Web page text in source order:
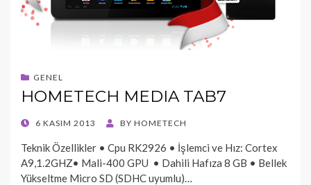
GENEL
HOMETECH MEDIA TAB7
POSTED6 KASIM 2013 BY HOMETECH
Teknik Özellikler • Cpu RK2926 • İşlemci ve Hız: Cortex
A9,1.2GHZ• Mali-400 GPU • Dahili Hafıza 8 GB • Bellek
Yükseltme Micro SD (SDHC uyumlu)…